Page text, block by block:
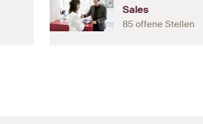
Sales
85 offene Stellen